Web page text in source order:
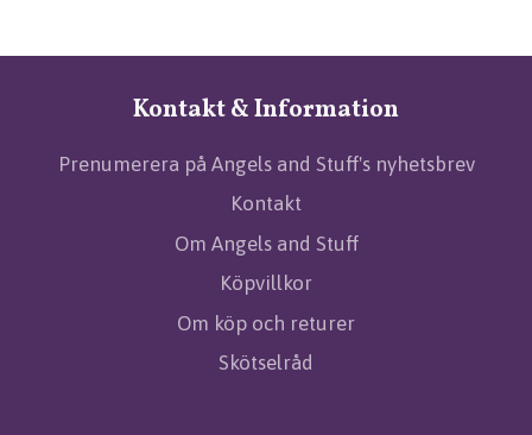
Kontakt & Information
Prenumerera på Angels and Stuff's nyhetsbrev
Kontakt
Om Angels and Stuff
Köpvillkor
Om köp och returer
Skötselråd